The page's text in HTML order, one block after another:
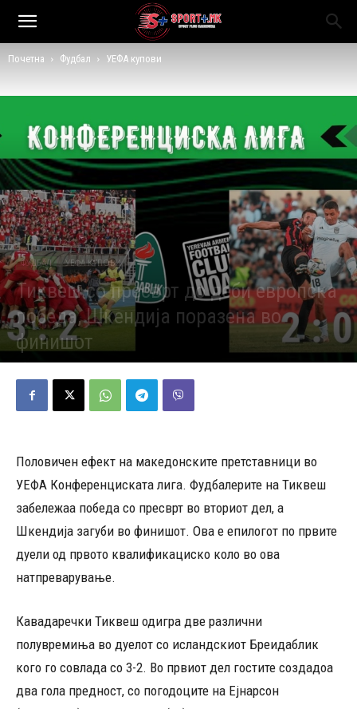
Почетна Фудбал УЕФА купови
ФУДБАЛ УЕФА КУПОВИ
Тиквеш со пресврт до деби европска
победа, Шкендија поразена во
финишот
Објавено од Д.Т. - 11/07/2024 405
Половичен ефект на македонските претставници во
УЕФА Конференциската лига. Фудбалерите на Тиквеш
забележаа победа со пресврт во вториот дел, а
Шкендија загуби во финишот. Ова е епилогот по првите
дуели од првото квалификациско коло во ова
натпреварување.
Кавадаречки Тиквеш одигра две различни
полувремиња во дуелот со исландскиот Бреидаблик
кого го совлада со 3-2. Во првиот дел гостите создадоа
два гола предност, со погодоците на Ејнарсон